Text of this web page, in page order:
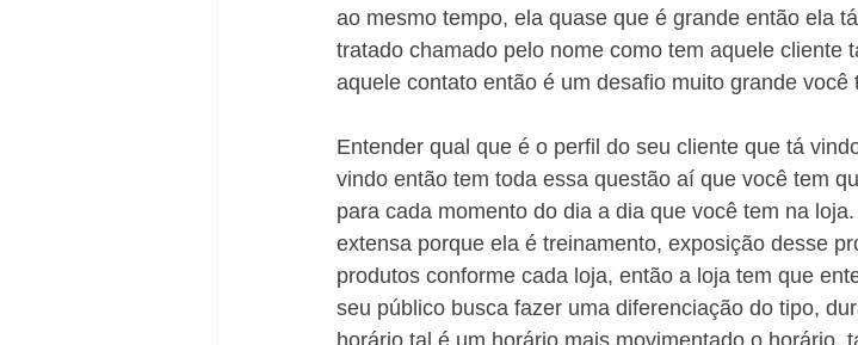
ao mesmo tempo, ela quase que é grande então ela
tratado chamado pelo nome como tem aquele cliente
aquele contato então é um desafio muito grande você
Entender qual que é o perfil do seu cliente que tá
vindo então tem toda essa questão aí que você tem
para cada momento do dia a dia que você tem na
extensa porque ela é treinamento, exposição desse
produtos conforme cada loja, então a loja tem que
seu público busca fazer uma diferenciação do tipo,